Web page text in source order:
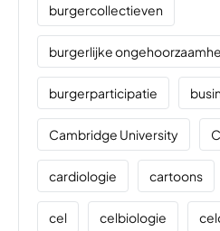
burgercollectieven
burgerlijke
burgerparticipatie
Cambridge University
cardiologie cartoons
cel celbiologie